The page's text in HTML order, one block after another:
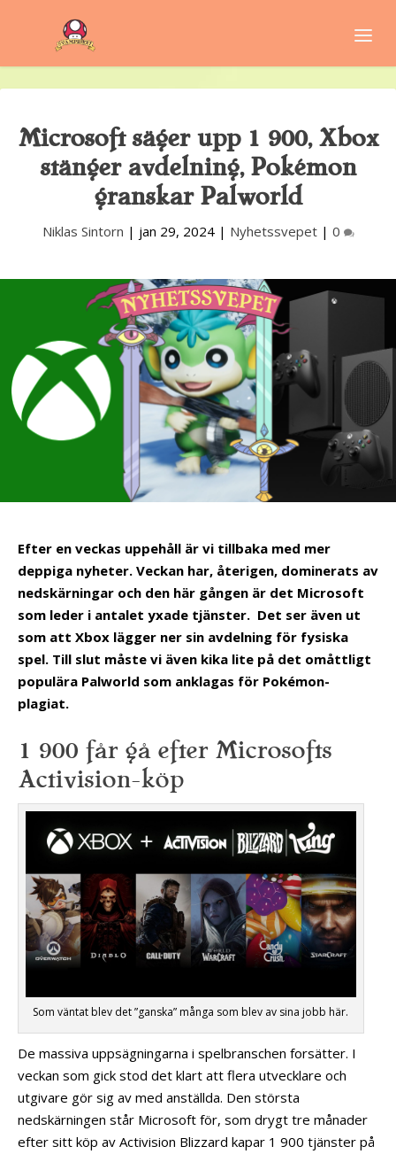
Microsoft säger upp 1 900, Xbox
stänger avdelning, Pokémon
granskar Palworld
Niklas Sintorn | jan 29, 2024| Nyhetssvepet| 0
Efter en veckas uppehåll är vi tillbaka med mer
deppiga nyheter. Veckan har, återigen, dominerats av
nedskärningar och den här gången är det Microsoft
som leder i antalet yxade tjänster. Det ser även ut
som att Xbox lägger ner sin avdelning för fysiska
spel. Till slut måste vi även kika lite på det omåttligt
populära Palworld som anklagas för Pokémon-
plagiat.
1 900 får gå efter Microsofts
Activision-köp
Som väntat blev det ”ganska” många som blev av sina jobb här.
De massiva uppsägningarna i spelbranschen forsätter. I
veckan som gick stod det klart att flera utvecklare och
utgivare gör sig av med anställda. Den största
nedskärningen står Microsoft för, som drygt tre månader
efter sitt köp av Activision Blizzard kapar 1 900 tjänster på